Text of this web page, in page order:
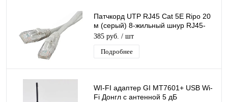
Патчкорд UTP RJ45 Cat 5E Ripo 20
м (серый) 8-жильный шнур RJ45-
RJ45 для соединения сетевых
устройств
385 руб. / шт
Подробнее
WI-FI адаптер GI МТ7601+ USB Wi-
Fi Донгл с антенной 5 дБ